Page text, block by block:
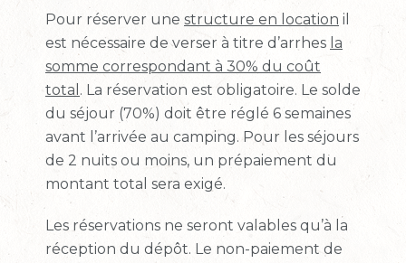
Pour réserver une structure en location il
est nécessaire de verser à titre d’arrhes la
somme correspondant à 30% du coût
total . La réservation est obligatoire. Le solde
du séjour (70%) doit être réglé 6 semaines
avant l’arrivée au camping. Pour les séjours
de 2 nuits ou moins, un prépaiement du
montant total sera exigé.
Les réservations ne seront valables qu’à la
réception du dépôt. Le non-paiement de